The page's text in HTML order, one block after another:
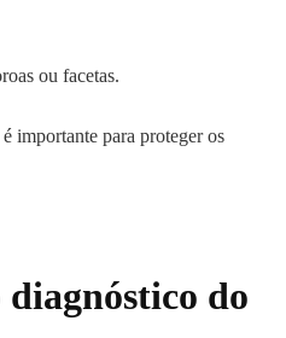
ou facetas.
importante para proteger os
do